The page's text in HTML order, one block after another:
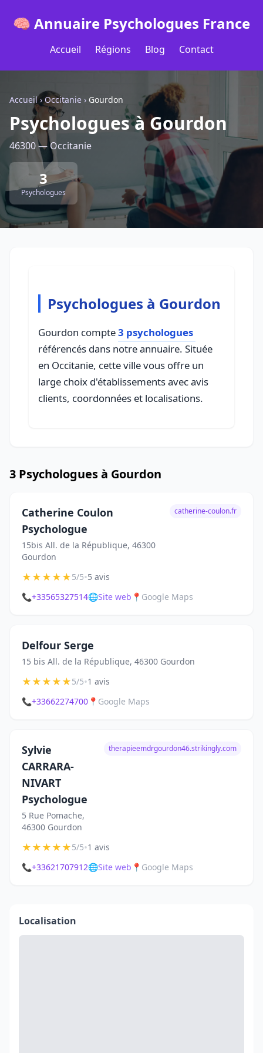
🧠 Annuaire Psychologues France
Accueil Régions Blog Contact
Accueil› Occitanie › Gourdon
Psychologues à Gourdon
46300 — Occitanie
3
Psychologues
Psychologues à Gourdon
Gourdon compte3 psychologues
référencés dans notre annuaire. Située
en Occitanie, cette ville vous offre un
large choix d'établissements avec avis
clients, coordonnées et localisations.
3 Psychologues à Gourdon
Catherine Coulon
Psychologue
15bis All. de la République, 46300
Gourdon
catherine-coulon.fr
★★★★★5/5•5 avis
📞+33565327514🌐Site web 📍 Google Maps
Delfour Serge
15 bis All. de la République, 46300 Gourdon
★★★★★5/5•1 avis
📞+33662274700 📍 Google Maps
Sylvie
CARRARA-
NIVART
Psychologue
5 Rue Pomache,
46300 Gourdon
therapieemdrgourdon46.strikingly.com
★★★★★5/5•1 avis
📞+33621707912🌐Site web 📍 Google Maps
Localisation